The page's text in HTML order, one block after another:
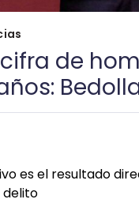
de
es el resultado
delito